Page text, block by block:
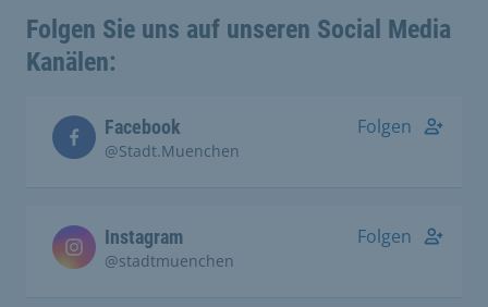
Folgen Sie uns auf unseren Social Media
Kanälen:
Facebook
@Stadt.Muenchen
Folgen
Instagram
@stadtmuenchen
Folgen